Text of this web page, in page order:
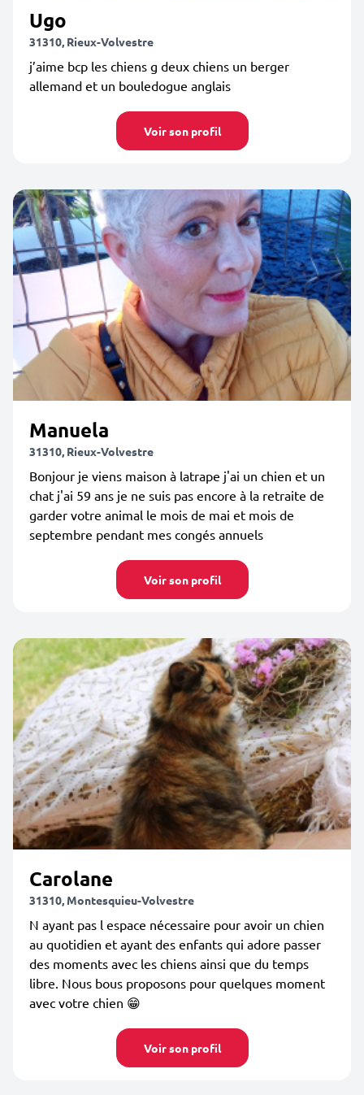
Ugo
31310, Rieux-Volvestre
j’aime bcp les chiens g deux chiens un berger
allemand et un bouledogue anglais
Voir son profil
Manuela
31310, Rieux-Volvestre
Bonjour je viens maison à latrape j'ai un chien et un
chat j'ai 59 ans je ne suis pas encore à la retraite de
garder votre animal le mois de mai et mois de
septembre pendant mes congés annuels
Voir son profil
Carolane
31310, Montesquieu-Volvestre
N ayant pas l espace nécessaire pour avoir un chien
au quotidien et ayant des enfants qui adore passer
des moments avec les chiens ainsi que du temps
libre. Nous bous proposons pour quelques moment
avec votre chien 😁
Voir son profil